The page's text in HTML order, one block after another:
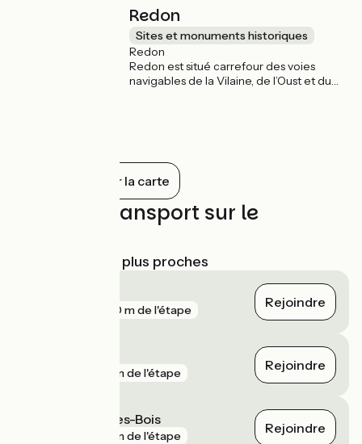
Redon
Sites et monuments historiques
Redon
Redon est situé carrefour des voies
navigables de la Vilaine, de l’Oust et du
autres écluses…
Tout afficher sur la carte
Trains et transport sur le
Gares SNCF les plus proches
220 m de l'étape Rejoindre
3 km de l'étape Rejoindre
Saint-Gildas-des-Bois
5 km de l'étape Rejoindre